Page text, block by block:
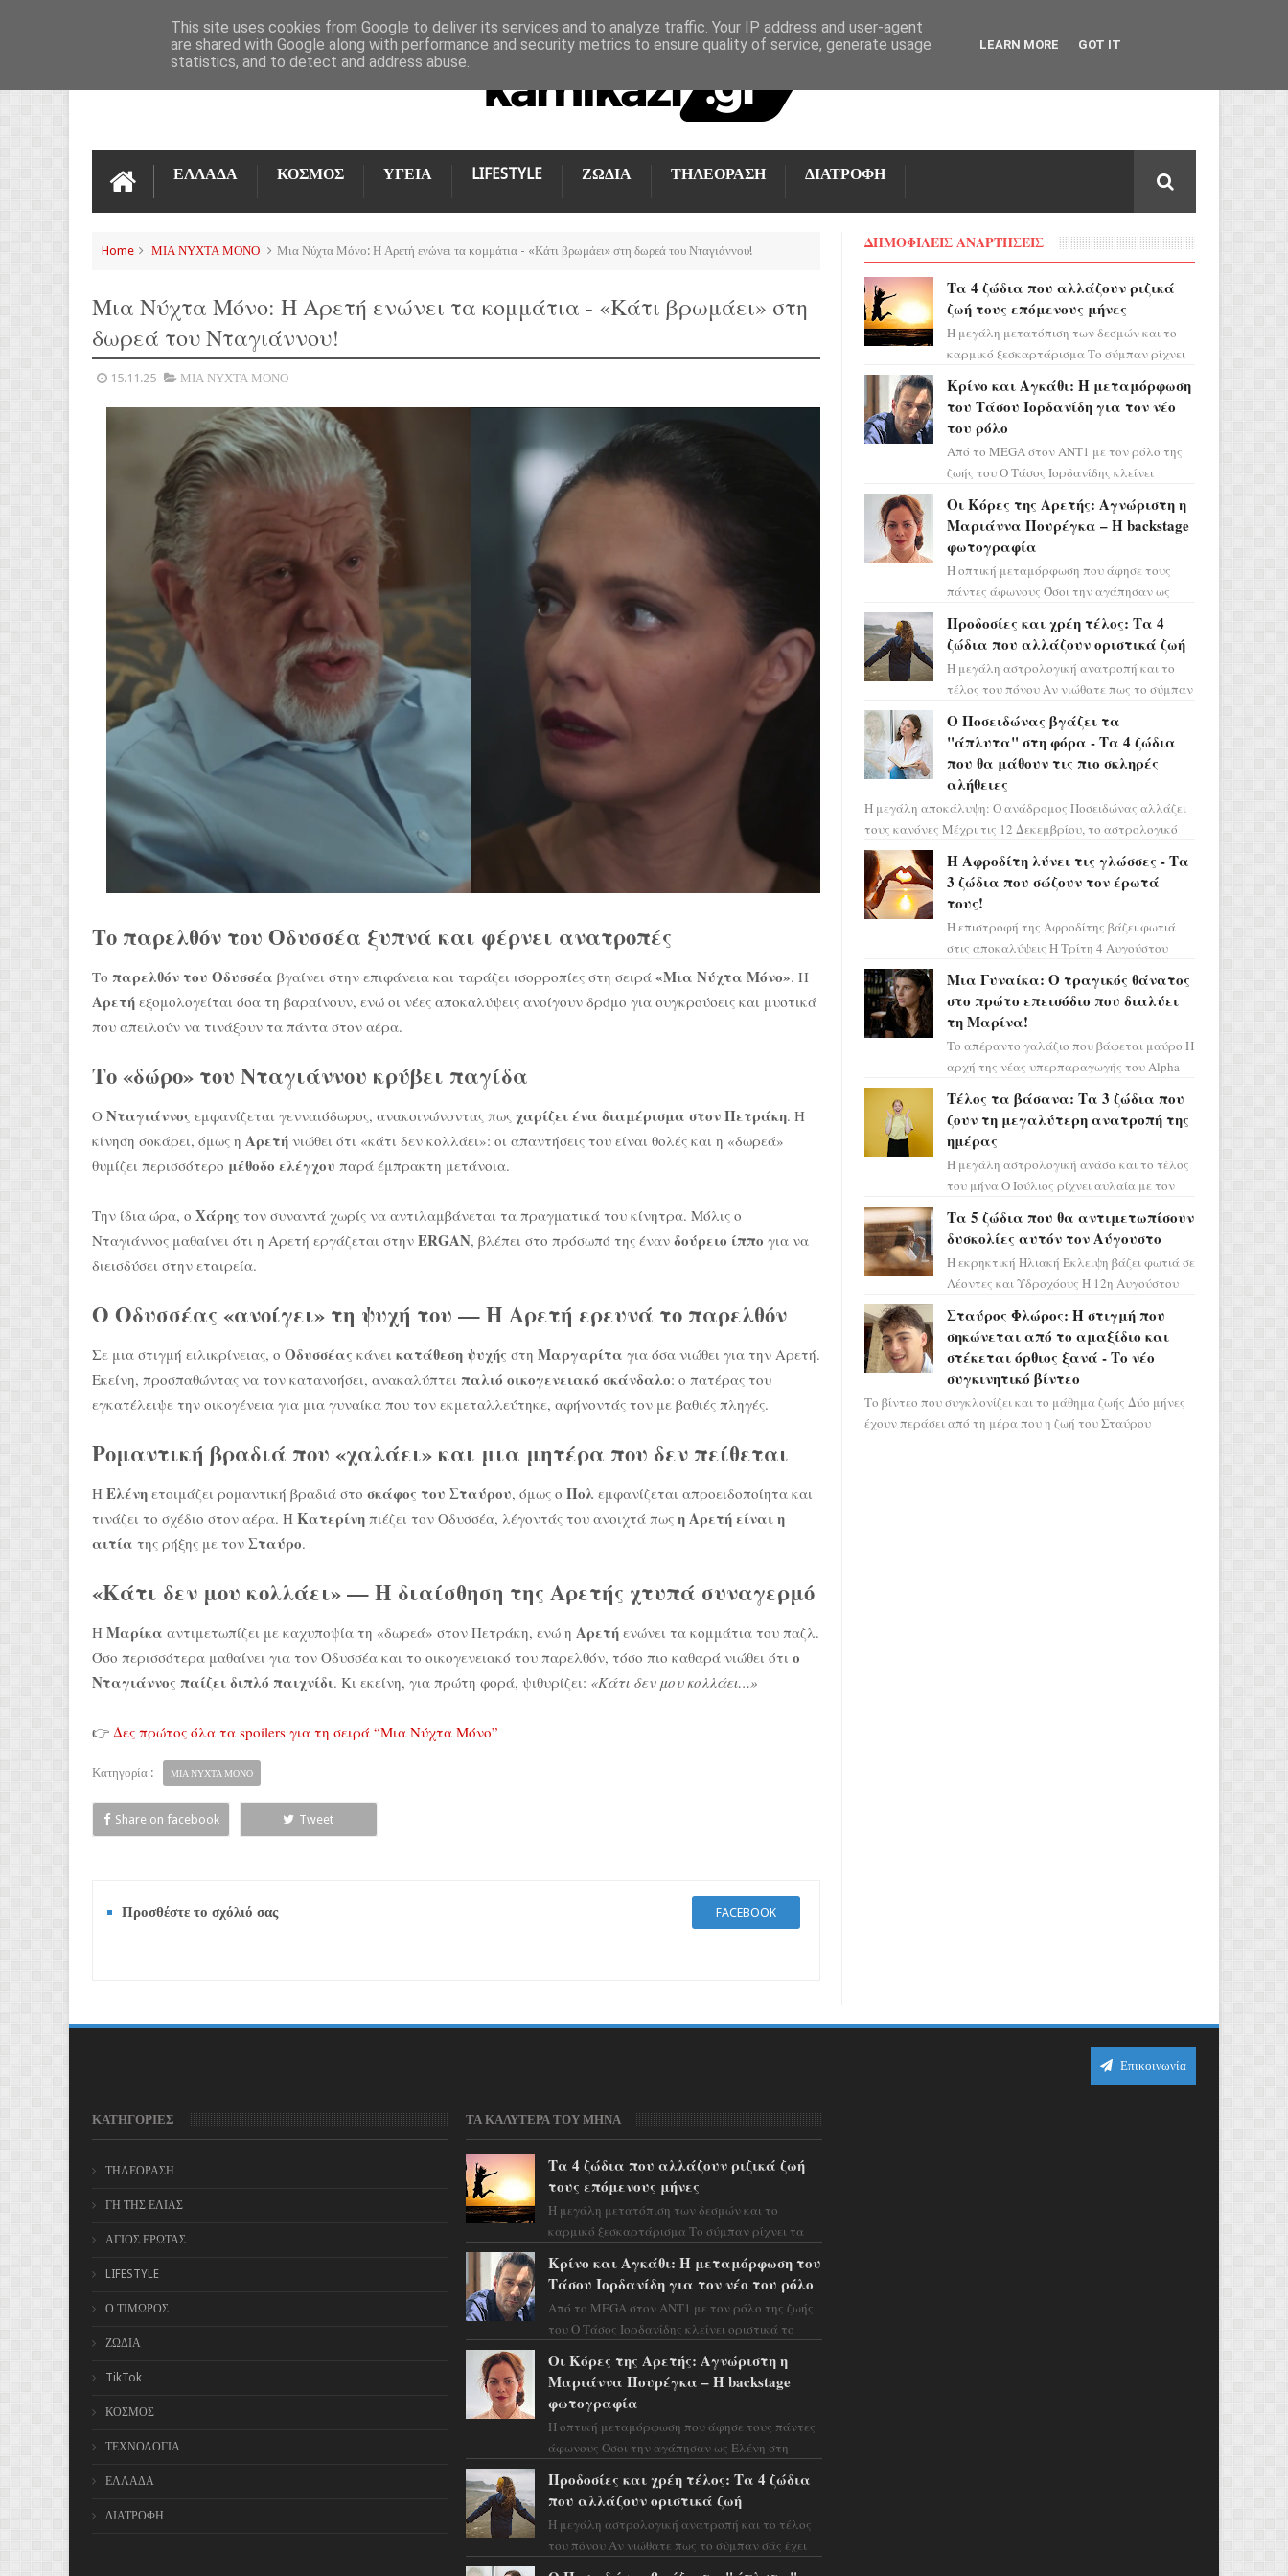
ΕΠΙΚΟΙΝΩΝΊΑ
ΕΛΛΑΔΑ ΚΟΣΜΟΣ ΥΓΕΙΑ LIFESTYLE ΖΩΔΙΑ ΤΗΛΕΟΡΑΣΗ ΔΙΑΤΡΟΦΗ
Home ΜΙΑ ΝΥΧΤΑ ΜΟΝΟ Μια Νύχτα Μόνο: Η Αρετή ενώνει τα κομμάτια - «Κάτι βρωμάει» στη δωρεά του Νταγιάννου!
Μια Νύχτα Μόνο: Η Αρετή ενώνει τα κομμάτια - «Κάτι βρωμάει» στη
δωρεά του Νταγιάννου!
15.11.25 ΜΙΑ ΝΥΧΤΑ ΜΟΝΟ
Το παρελθόν του Οδυσσέα ξυπνά και φέρνει ανατροπές
Το παρελθόν του Οδυσσέα βγαίνει στην επιφάνεια και ταράζει ισορροπίες στη σειρά «Μια Νύχτα Μόνο». Η
Αρετή εξομολογείται όσα τη βαραίνουν, ενώ οι νέες αποκαλύψεις ανοίγουν δρόμο για συγκρούσεις και μυστικά
που απειλούν να τινάξουν τα πάντα στον αέρα.
Το «δώρο» του Νταγιάννου κρύβει παγίδα
Ο Νταγιάννος εμφανίζεται γενναιόδωρος, ανακοινώνοντας πως χαρίζει ένα διαμέρισμα στον Πετράκη. Η
κίνηση σοκάρει, όμως η Αρετή νιώθει ότι «κάτι δεν κολλάει»: οι απαντήσεις του είναι θολές και η «δωρεά»
θυμίζει περισσότερο μέθοδο ελέγχου παρά έμπρακτη μετάνοια.
Την ίδια ώρα, ο Χάρης τον συναντά χωρίς να αντιλαμβάνεται τα πραγματικά του κίνητρα. Μόλις ο
Νταγιάννος μαθαίνει ότι η Αρετή εργάζεται στην ERGAN, βλέπει στο πρόσωπό της έναν δούρειο ίππο για να
διεισδύσει στην εταιρεία.
Ο Οδυσσέας «ανοίγει» τη ψυχή του — Η Αρετή ερευνά το παρελθόν
Σε μια στιγμή ειλικρίνειας, ο Οδυσσέας κάνει κατάθεση ψυχής στη Μαργαρίτα για όσα νιώθει για την Αρετή.
Εκείνη, προσπαθώντας να τον κατανοήσει, ανακαλύπτει παλιό οικογενειακό σκάνδαλο: ο πατέρας του
εγκατέλειψε την οικογένεια για μια γυναίκα που τον εκμεταλλεύτηκε, αφήνοντάς τον με βαθιές πληγές.
Ρομαντική βραδιά που «χαλάει» και μια μητέρα που δεν πείθεται
Η Ελένη ετοιμάζει ρομαντική βραδιά στο σκάφος του Σταύρου, όμως ο Πολ εμφανίζεται απροειδοποίητα και
τινάζει το σχέδιο στον αέρα. Η Κατερίνη πιέζει τον Οδυσσέα, λέγοντάς του ανοιχτά πως η Αρετή είναι η
αιτία της ρήξης με τον Σταύρο.
«Κάτι δεν μου κολλάει» — Η διαίσθηση της Αρετής χτυπά συναγερμό
Η Μαρίκα αντιμετωπίζει με καχυποψία τη «δωρεά» στον Πετράκη, ενώ η Αρετή ενώνει τα κομμάτια του παζλ.
Όσο περισσότερα μαθαίνει για τον Οδυσσέα και το οικογενειακό του παρελθόν, τόσο πιο καθαρά νιώθει ότι ο
Νταγιάννος παίζει διπλό παιχνίδι. Κι εκείνη, για πρώτη φορά, ψιθυρίζει: «Κάτι δεν μου κολλάει…»
👉 Δες πρώτος όλα τα spoilers για τη σειρά “Μια Νύχτα Μόνο”
Κατηγορία : ΜΙΑ ΝΥΧΤΑ ΜΟΝΟ
Share on facebook Tweet
Προσθέστε το σχόλιό σας FACEBOOK
ΔΗΜΟΦΙΛΕΙΣ ΑΝΑΡΤΗΣΕΙΣ
Τα 4 ζώδια που αλλάζουν ριζικά
ζωή τους επόμενους μήνες
Η μεγάλη μετατόπιση των δεσμών και το
καρμικό ξεσκαρτάρισμα Το σύμπαν ρίχνει
προειδοποιεί: οι σελην...
Κρίνο και Αγκάθι: Η μεταμόρφωση
του Τάσου Ιορδανίδη για τον νέο
του ρόλο
Από το MEGA στον ΑΝΤ1 με τον ρόλο της
ζωής του Ο Τάσος Ιορδανίδης κλείνει
επιτυχίας «Μια Νύχτα Μόνο» ...
Οι Κόρες της Αρετής: Αγνώριστη η
Μαριάννα Πουρέγκα – H backstage
φωτογραφία
Η οπτική μεταμόρφωση που άφησε τους
πάντες άφωνους Όσοι την αγάπησαν ως
πρέπει τώρα να προετοιμαστο...
Προδοσίες και χρέη τέλος: Τα 4
ζώδια που αλλάζουν οριστικά ζωή
Η μεγάλη αστρολογική ανατροπή και το
τέλος του πόνου Αν νιώθατε πως το σύμπαν
πάρετε μια βαθιά α...
Ο Ποσειδώνας βγάζει τα
"άπλυτα" στη φόρα - Τα 4 ζώδια
που θα μάθουν τις πιο σκληρές
αλήθειες
Η μεγάλη αποκάλυψη: Ο ανάδρομος Ποσειδώνας αλλάζει
τους κανόνες Μέχρι τις 12 Δεκεμβρίου, το αστρολογικό
σκηνικό θυμίζει ταινία μυστηρίου ...
Η Αφροδίτη λύνει τις γλώσσες - Τα
3 ζώδια που σώζουν τον έρωτά
τους!
Η επιστροφή της Αφροδίτης βάζει φωτιά
στις αποκαλύψεις Η Τρίτη 4 Αυγούστου
ορόσημο, καθώς η Αφροδίτη πρ...
Μια Γυναίκα: Ο τραγικός θάνατος
στο πρώτο επεισόδιο που διαλύει
τη Μαρίνα!
Το απέραντο γαλάζιο που βάφεται μαύρο Η
αρχή της νέας υπερπαραγωγής του Alpha
πλημμυρισμένο από...
Τέλος τα βάσανα: Τα 3 ζώδια που
ζουν τη μεγαλύτερη ανατροπή της
ημέρας
Η μεγάλη αστρολογική ανάσα και το τέλος
του μήνα Ο Ιούλιος ρίχνει αυλαία με τον
περνάει στο ζώδιο τω...
Τα 5 ζώδια που θα αντιμετωπίσουν
δυσκολίες αυτόν τον Αύγουστο
Η εκρηκτική Ηλιακή Έκλειψη βάζει φωτιά σε
Λέοντες και Υδροχόους Η 12η Αυγούστου
χάους, καθώς η Ηλια...
Σταύρος Φλώρος: Η στιγμή που
σηκώνεται από το αμαξίδιο και
στέκεται όρθιος ξανά - Το νέο
συγκινητικό βίντεο
Το βίντεο που συγκλονίζει και το μάθημα ζωής Δύο μήνες
έχουν περάσει από τη μέρα που η ζωή του Σταύρου
Επικοινωνία
ΚΑΤΗΓΟΡΙΕΣ
ΤΗΛΕΟΡΑΣΗ
ΓΗ ΤΗΣ ΕΛΙΑΣ
ΑΓΙΟΣ ΕΡΩΤΑΣ
LIFESTYLE
Ο ΤΙΜΩΡΟΣ
ΖΩΔΙΑ
TikTok
ΚΟΣΜΟΣ
ΤΕΧΝΟΛΟΓΙΑ
ΕΛΛΑΔΑ
ΔΙΑΤΡΟΦΗ
ΤΑ ΚΑΛΥΤΕΡΑ ΤΟΥ ΜΗΝΑ
Τα 4 ζώδια που αλλάζουν ριζικά ζωή
τους επόμενους μήνες
Η μεγάλη μετατόπιση των δεσμών και το
καρμικό ξεσκαρτάρισμα Το σύμπαν ρίχνει τα
προειδοποιεί: οι σελην...
Κρίνο και Αγκάθι: Η μεταμόρφωση του
Τάσου Ιορδανίδη για τον νέο του ρόλο
Από το MEGA στον ΑΝΤ1 με τον ρόλο της ζωής
του Ο Τάσος Ιορδανίδης κλείνει οριστικά το
Μόνο» ...
Οι Κόρες της Αρετής: Αγνώριστη η
Μαριάννα Πουρέγκα – H backstage
φωτογραφία
Η οπτική μεταμόρφωση που άφησε τους πάντες
άφωνους Όσοι την αγάπησαν ως Ελένη στη
προετοιμαστο...
Προδοσίες και χρέη τέλος: Τα 4 ζώδια
που αλλάζουν οριστικά ζωή
Η μεγάλη αστρολογική ανατροπή και το τέλος
του πόνου Αν νιώθατε πως το σύμπαν σάς έχει
This site uses cookies from Google to deliver its services and to analyze traffic. Your IP address and user-agent
are shared with Google along with performance and security metrics to ensure quality of service, generate usage
statistics, and to detect and address abuse.
LEARN MORE GOT IT